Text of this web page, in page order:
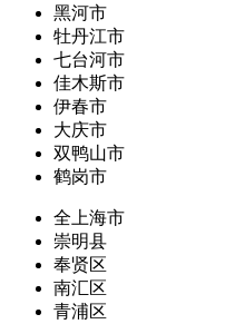
黑河市
牡丹江市
七台河市
佳木斯市
伊春市
大庆市
双鸭山市
鹤岗市
全上海市
崇明县
奉贤区
南汇区
青浦区